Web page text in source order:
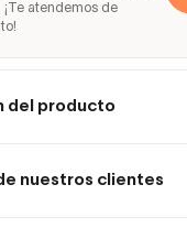
¡Te atendemos de
del producto
nuestros clientes